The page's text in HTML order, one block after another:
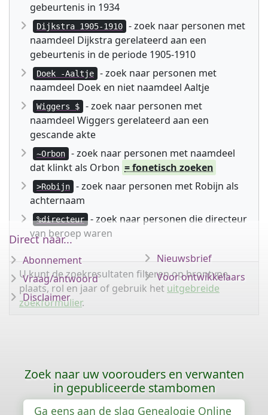
gebeurtenis in 1934
Dijkstra 1905-1910
- zoek naar personen met
naamdeel Dijkstra gerelateerd aan een
gebeurtenis in de periode 1905-1910
Doek -Aaltje
- zoek naar personen met
naamdeel Doek en niet naamdeel Aaltje
Wiggers $
- zoek naar personen met
naamdeel Wiggers gerelateerd aan een
gescande akte
~Orbon
- zoek naar personen met naamdeel
dat klinkt als Orbon = fonetisch zoeken
>Robijn
- zoek naar personen met Robijn als
achternaam
%directeur
- zoek naar personen die directeur
van beroep waren
U kunt de zoekresultaten filteren op brontype,
plaats, rol en jaar of gebruik het uitgebreide
zoekformulier.
Direct naar...
Abonnement
Vraag/antwoord
Disclaimer
Nieuwsbrief
Voor ontwikkelaars
Zoek naar uw voorouders en verwanten
in gepubliceerde stambomen
Ga eens aan de slag Genealogie Online